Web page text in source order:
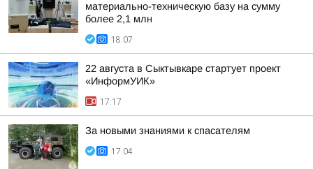
материально-техническую базу на сумму
более 2,1 млн
18:07
22 августа в Сыктывкаре стартует проект
«ИнформУИК»
17:17
За новыми знаниями к спасателям
17:04